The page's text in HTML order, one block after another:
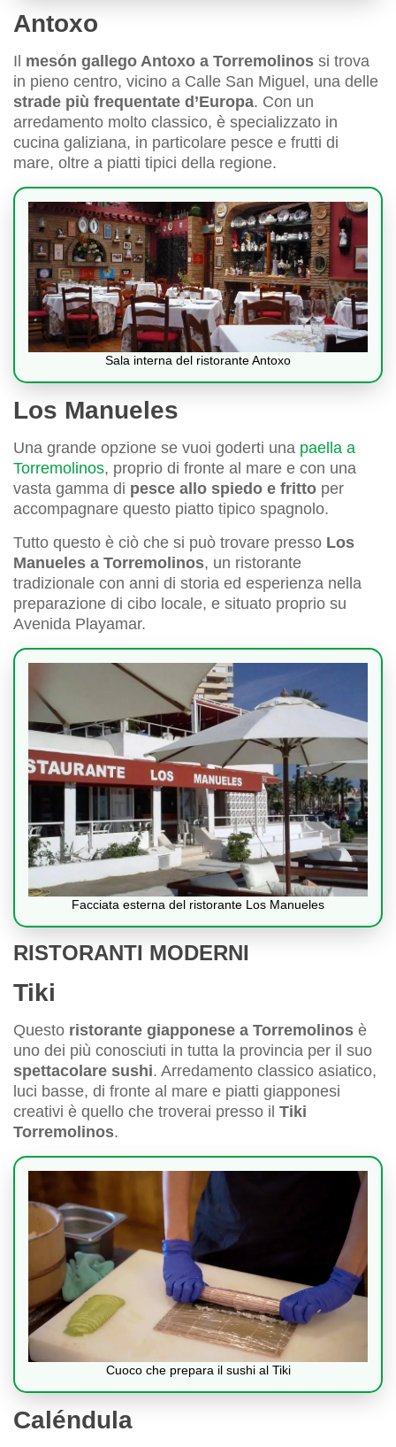
Antoxo
Il mesón gallego Antoxo a Torremolinos si trova
in pieno centro, vicino a Calle San Miguel, una delle
strade più frequentate d’Europa. Con un
arredamento molto classico, è specializzato in
cucina galiziana, in particolare pesce e frutti di
mare, oltre a piatti tipici della regione.
Sala interna del ristorante Antoxo
Los Manueles
Una grande opzione se vuoi goderti una paella a
Torremolinos, proprio di fronte al mare e con una
vasta gamma di pesce allo spiedo e fritto per
accompagnare questo piatto tipico spagnolo.
Tutto questo è ciò che si può trovare presso Los
Manueles a Torremolinos, un ristorante
tradizionale con anni di storia ed esperienza nella
preparazione di cibo locale, e situato proprio su
Avenida Playamar.
Facciata esterna del ristorante Los Manueles
RISTORANTI MODERNI
Tiki
Questo ristorante giapponese a Torremolinos è
uno dei più conosciuti in tutta la provincia per il suo
spettacolare sushi. Arredamento classico asiatico,
luci basse, di fronte al mare e piatti giapponesi
creativi è quello che troverai presso il Tiki
Torremolinos.
Cuoco che prepara il sushi al Tiki
Caléndula